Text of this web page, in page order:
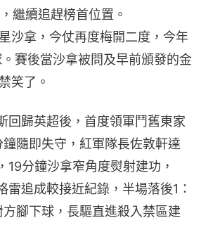
繼續追趕榜首位置。
沙拿，今仗再度梅開二度，今年
賽後當沙拿被問及早前頒發的金
笑了。
回歸英超後，首度領軍鬥舊東家
隨即失守，紅軍隊長佐敦軒達
19分鐘沙拿窄角度熨射建功，
雷追成較接近紀錄，半場落後1：
腳下球，長驅直進殺入禁區建